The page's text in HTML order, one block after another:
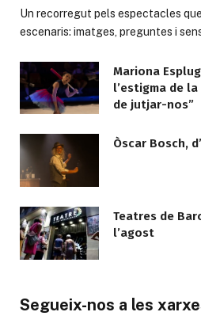
Un recorregut pels espectacles
escenaris: imatges, preguntes i
Mariona
l’estigma de
de jutjar-nos”
Òscar Bosch,
Teatres de
l’agost
Segueix-nos a les